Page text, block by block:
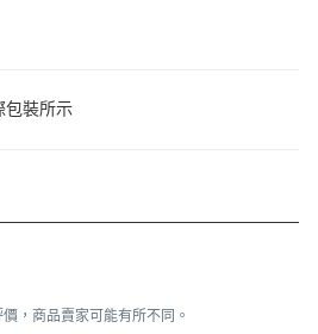
包裝所示
，商品賣家可能有所不同。